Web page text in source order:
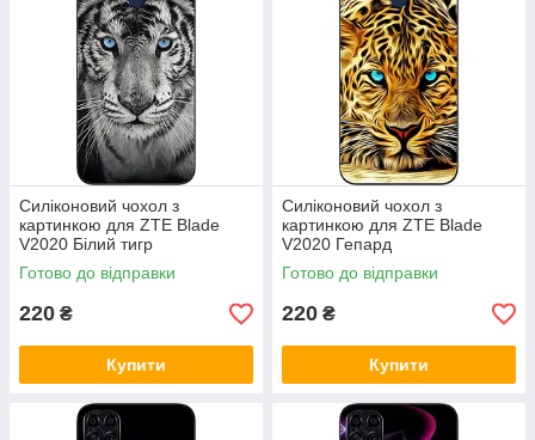
Силіконовий чохол з
картинкою для ZTE Blade
V2020 Білий тигр
Готово до відправки
220 ₴
Купити
Силіконовий чохол з
картинкою для ZTE Blade
V2020 Гепард
Готово до відправки
220 ₴
Купити